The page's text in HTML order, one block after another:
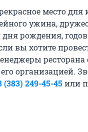
место для
ужина,
дня рождения,
вы хотите
ресторана
организацией.
(383) 249-45-45 или